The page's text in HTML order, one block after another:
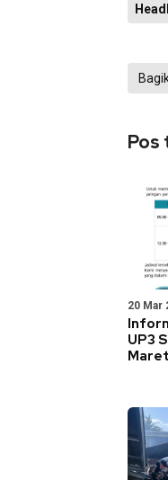
20 Mar
UP3